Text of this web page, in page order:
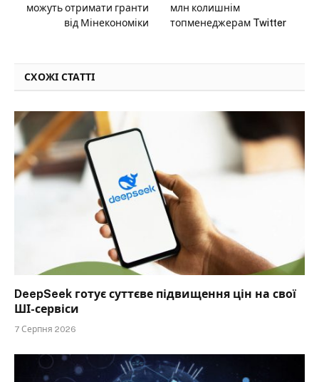
можуть отримати гранти
від Мінекономіки
млн колишнім
топменеджерам Twitter
СХОЖІ СТАТТІ
DeepSeek готує суттєве підвищення цін на свої
ШІ-сервіси
7 Серпня 2026